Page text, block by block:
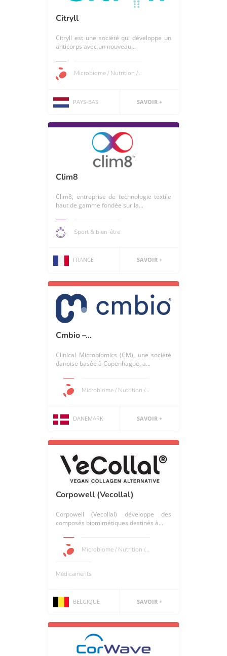
Citryll
Citryll est une société qui développe un
anticorps avec un nouveau...
Microbiome / Nutrition /...
PAYS-BAS SAVOIR +
Clim8
Clim8, entreprise de technologie textile
haut de gamme fondée sur la...
Sport & bien-être
FRANCE SAVOIR +
Cmbio –...
Clinical Microbiomics (CM), une société
danoise basée à Copenhague, a...
Microbiome / Nutrition /...
DANEMARK SAVOIR +
Corpowell (Vecollal)
Corpowell (Vecollal) développe des
composés biomimétiques destinés à...
Microbiome / Nutrition /...
Médicaments
BELGIQUE SAVOIR +